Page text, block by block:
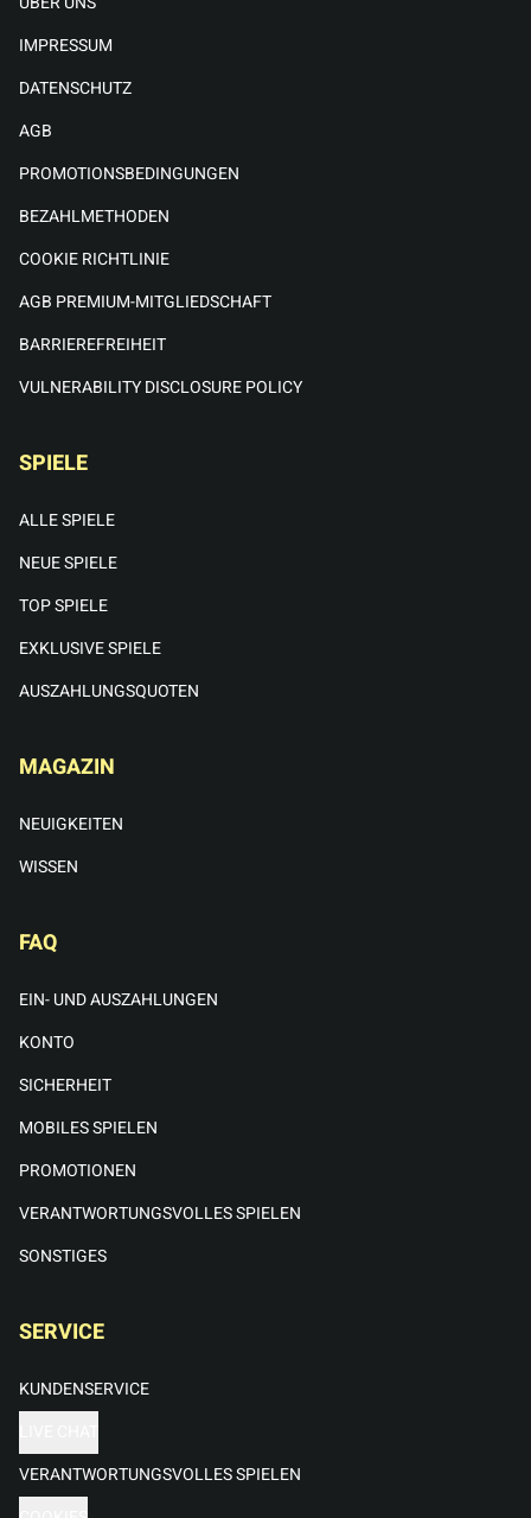
IMPRESSUM
DATENSCHUTZ
AGB
PROMOTIONSBEDINGUNGEN
BEZAHLMETHODEN
COOKIE RICHTLINIE
AGB PREMIUM-MITGLIEDSCHAFT
BARRIEREFREIHEIT
VULNERABILITY DISCLOSURE POLICY
SPIELE
ALLE SPIELE
NEUE SPIELE
TOP SPIELE
EXKLUSIVE SPIELE
AUSZAHLUNGSQUOTEN
MAGAZIN
NEUIGKEITEN
WISSEN
FAQ
EIN- UND AUSZAHLUNGEN
KONTO
SICHERHEIT
MOBILES SPIELEN
PROMOTIONEN
VERANTWORTUNGSVOLLES SPIELEN
SONSTIGES
SERVICE
KUNDENSERVICE
VERANTWORTUNGSVOLLES SPIELEN